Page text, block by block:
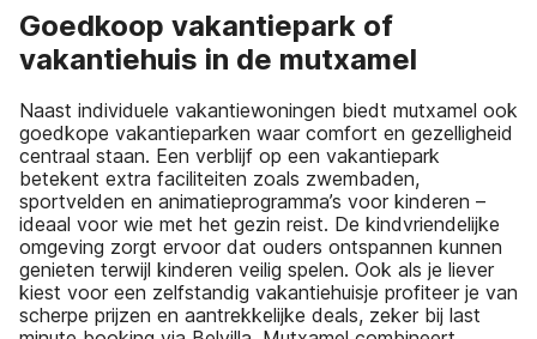
Goedkoop vakantiepark of
vakantiehuis in de mutxamel
Naast individuele vakantiewoningen biedt mutxamel ook
goedkope vakantieparken waar comfort en gezelligheid
centraal staan. Een verblijf op een vakantiepark
betekent extra faciliteiten zoals zwembaden,
sportvelden en animatieprogramma’s voor kinderen –
ideaal voor wie met het gezin reist. De kindvriendelijke
omgeving zorgt ervoor dat ouders ontspannen kunnen
genieten terwijl kinderen veilig spelen. Ook als je liever
kiest voor een zelfstandig vakantiehuisje profiteer je van
scherpe prijzen en aantrekkelijke deals, zeker bij last